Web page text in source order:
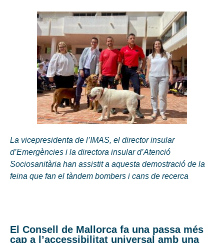
La vicepresidenta de l’IMAS, el director insular
d’Emergències i la directora insular d’Atenció
Sociosanitària han assistit a aquesta demostració de la
feina que fan el tàndem bombers i cans de recerca
El Consell de Mallorca fa una passa més
cap a l’accessibilitat universal amb una